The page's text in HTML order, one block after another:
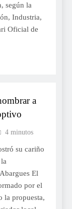
según la
Industria,
Oficial de
a
4 minutos
su cariño
El
por el
la propuesta,